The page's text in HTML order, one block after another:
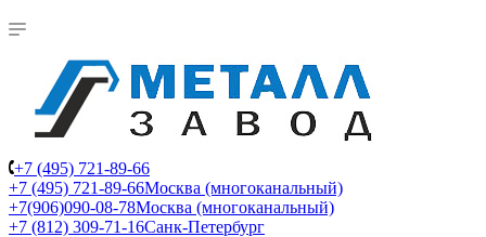
+7 (495) 721-89-66
+7 (495) 721-89-66Москва (многоканальный)
+7(906)090-08-78Москва (многоканальный)
+7 (812) 309-71-16Санк-Петербург